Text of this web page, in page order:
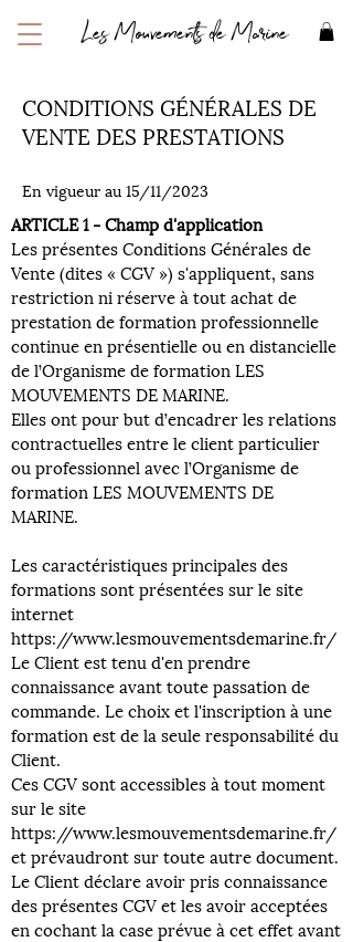
Les Mouvements de Marine
CONDITIONS GÉNÉRALES DE
VENTE DES PRESTATIONS
En vigueur au 15/11/2023
ARTICLE 1 - Champ d'application
Les présentes Conditions Générales de
Vente (dites « CGV ») s'appliquent, sans
restriction ni réserve à tout achat de
prestation de formation professionnelle
continue en présentielle ou en distancielle
de l’Organisme de formation LES
MOUVEMENTS DE MARINE.
Elles ont pour but d’encadrer les relations
contractuelles entre le client particulier
ou professionnel avec l’Organisme de
formation LES MOUVEMENTS DE
MARINE.
Les caractéristiques principales des
formations sont présentées sur le site
internet
https://www.lesmouvementsdemarine.fr/
Le Client est tenu d'en prendre
connaissance avant toute passation de
commande. Le choix et l'inscription à une
formation est de la seule responsabilité du
Client.
Ces CGV sont accessibles à tout moment
sur le site
https://www.lesmouvementsdemarine.fr/
et prévaudront sur toute autre document.
Le Client déclare avoir pris connaissance
des présentes CGV et les avoir acceptées
en cochant la case prévue à cet effet avant